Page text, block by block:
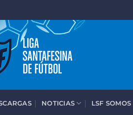
NOTICIAS LSF